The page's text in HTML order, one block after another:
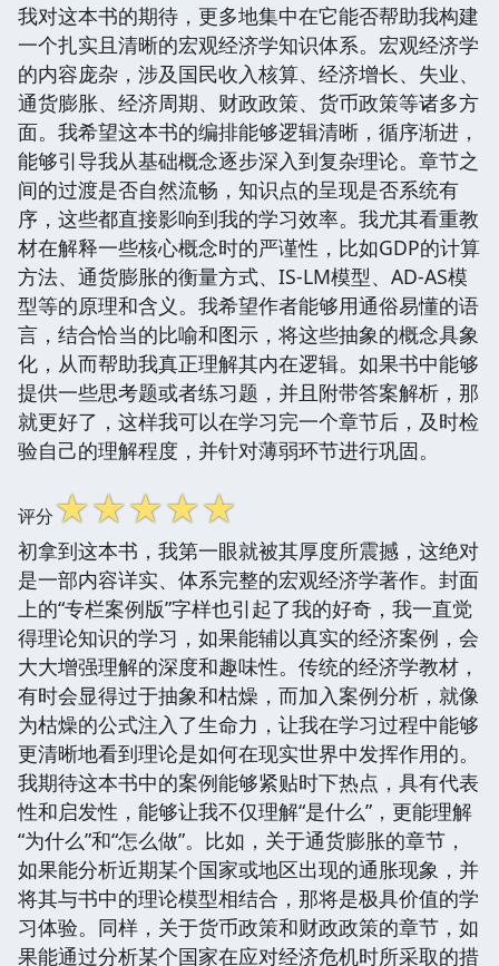
我对这本书的期待，更多地集中在它能否帮助我构建
一个扎实且清晰的宏观经济学知识体系。宏观经济学
的内容庞杂，涉及国民收入核算、经济增长、失业、
通货膨胀、经济周期、财政政策、货币政策等诸多方
面。我希望这本书的编排能够逻辑清晰，循序渐进，
能够引导我从基础概念逐步深入到复杂理论。章节之
间的过渡是否自然流畅，知识点的呈现是否系统有
序，这些都直接影响到我的学习效率。我尤其看重教
材在解释一些核心概念时的严谨性，比如GDP的计算
方法、通货膨胀的衡量方式、IS-LM模型、AD-AS模
型等的原理和含义。我希望作者能够用通俗易懂的语
言，结合恰当的比喻和图示，将这些抽象的概念具象
化，从而帮助我真正理解其内在逻辑。如果书中能够
提供一些思考题或者练习题，并且附带答案解析，那
就更好了，这样我可以在学习完一个章节后，及时检
验自己的理解程度，并针对薄弱环节进行巩固。
评分☆☆☆☆☆
初拿到这本书，我第一眼就被其厚度所震撼，这绝对
是一部内容详实、体系完整的宏观经济学著作。封面
上的“专栏案例版”字样也引起了我的好奇，我一直觉
得理论知识的学习，如果能辅以真实的经济案例，会
大大增强理解的深度和趣味性。传统的经济学教材，
有时会显得过于抽象和枯燥，而加入案例分析，就像
为枯燥的公式注入了生命力，让我在学习过程中能够
更清晰地看到理论是如何在现实世界中发挥作用的。
我期待这本书中的案例能够紧贴时下热点，具有代表
性和启发性，能够让我不仅理解“是什么”，更能理解
“为什么”和“怎么做”。比如，关于通货膨胀的章节，
如果能分析近期某个国家或地区出现的通胀现象，并
将其与书中的理论模型相结合，那将是极具价值的学
习体验。同样，关于货币政策和财政政策的章节，如
果能通过分析某个国家在应对经济危机时所采取的措